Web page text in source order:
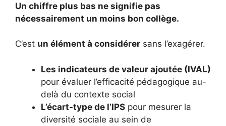
Un chiffre plus bas ne signifie pas
nécessairement un moins bon collège.
C’est un élément à considérer sans l’exagérer.
Les indicateurs de valeur ajoutée (IVAL)
pour évaluer l’efficacité pédagogique au-
delà du contexte social
L’écart-type de l’IPS pour mesurer la
diversité sociale au sein de